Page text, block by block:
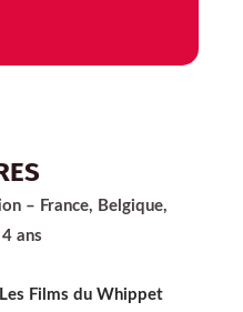
– France, Belgique,
ans
Les Films du Whippet